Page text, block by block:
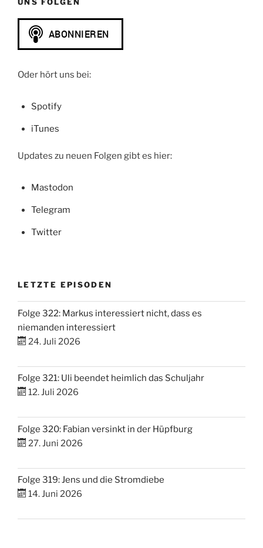
Oder hört uns bei:
Spotify
iTunes
Updates zu neuen Folgen gibt es hier:
Mastodon
Telegram
Twitter
LETZTE EPISODEN
Folge 322: Markus interessiert nicht, dass es
niemanden interessiert
24. Juli 2026
Folge 321: Uli beendet heimlich das Schuljahr
12. Juli 2026
Folge 320: Fabian versinkt in der Hüpfburg
27. Juni 2026
Folge 319: Jens und die Stromdiebe
14. Juni 2026